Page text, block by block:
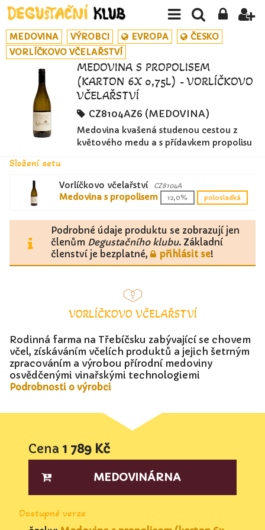
MEDOVINA VÝROBCI EVROPA
ČESKO
VORLÍČKOVO VČELAŘSTVÍ
MEDOVINA S PROPOLISEM
(KARTON 6X 0,75L) - VORLÍČKOVO
VČELAŘSTVÍ
CZ8104AZ6 (MEDOVINA)
Medovina kvašená studenou cestou z
květového medu a s přídavkem propolisu
Složení setu
Vorlíčkovo včelařství CZ8104A
Medovina s propolisem 12,0% polosladká
Podrobné údaje produktu se zobrazují jen
členům Degustačního klubu. Základní
členství je bezplatné,
přihlásit se!
VORLÍČKOVO VČELAŘSTVÍ
Rodinná farma na Třebíčsku zabývající se chovem
včel, získáváním včelích produktů a jejich šetrným
zpracováním a výrobou přírodní medoviny
osvědčenými vinařskými technologiemi
Podrobnosti o výrobci
Cena 1 789 Kč
MEDOVINÁRNA
Dostupné verze